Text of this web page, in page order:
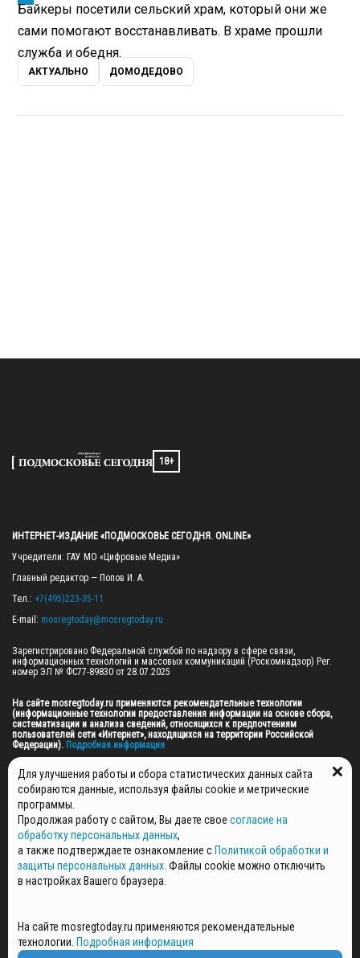
Байкеры посетили сельский храм, который они же
сами помогают восстанавливать. В храме прошли
служба и обедня.
АКТУАЛЬНО ДОМОДЕДОВО
18+
ИНТЕРНЕТ-ИЗДАНИЕ «ПОДМОСКОВЬЕ СЕГОДНЯ. ONLINE»
Учредители: ГАУ МО «Цифровые Медиа»
Главный редактор — Попов И. А.
Тел.: +7(495)223-35-11
E-mail: mosregtoday@mosregtoday.ru
Зарегистрировано Федеральной службой по надзору в сфере связи,
информационных технологий и массовых коммуникаций (Роскомнадзор) Рег.
номер ЭЛ № ФС77-89830 от 28.07.2025
На сайте mosregtoday.ru применяются рекомендательные технологии
(информационные технологии предоставления информации на основе сбора,
систематизации и анализа сведений, относящихся к предпочтениям
пользователей сети «Интернет», находящихся на территории Российской
Федерации). Подробная информация
© 2026 ПРАВА НА ВСЕ МАТЕРИАЛЫ САЙТА ПРИНАДЛЕЖАТ ГАУ МО "ЦИФРОВЫЕ
МЕДИА" (ОГРН: 1255000059467).
ПОЛИТИКА ОБРАБОТКИ И ЗАЩИТЫ ПЕРСОНАЛЬНЫХ ДАННЫХ
НОВОСТИ
ГАЗЕТЫ
РЕКЛАМОДАТЕЛЯМ
СПЕЦПРОЕКТЫ
СТАТЬИ
Для улучшения работы и сбора статистических данных сайта
собираются данные, используя файлы cookie и метрические
программы.
Продолжая работу с сайтом, Вы даете свое согласие на
обработку персональных данных,
а также подтверждаете ознакомление с Политикой обработки и
защиты персональных данных . Файлы cookie можно отключить
в настройках Вашего браузера.
На сайте mosregtoday.ru применяются рекомендательные
технологии. Подробная информация